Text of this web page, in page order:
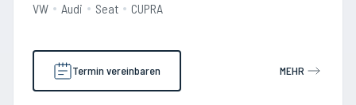
VW Audi Seat CUPRA
Termin vereinbaren MEHR